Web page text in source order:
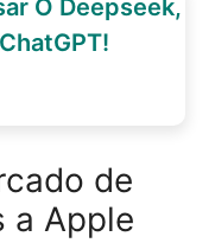
O Deepseek,
de
a Apple